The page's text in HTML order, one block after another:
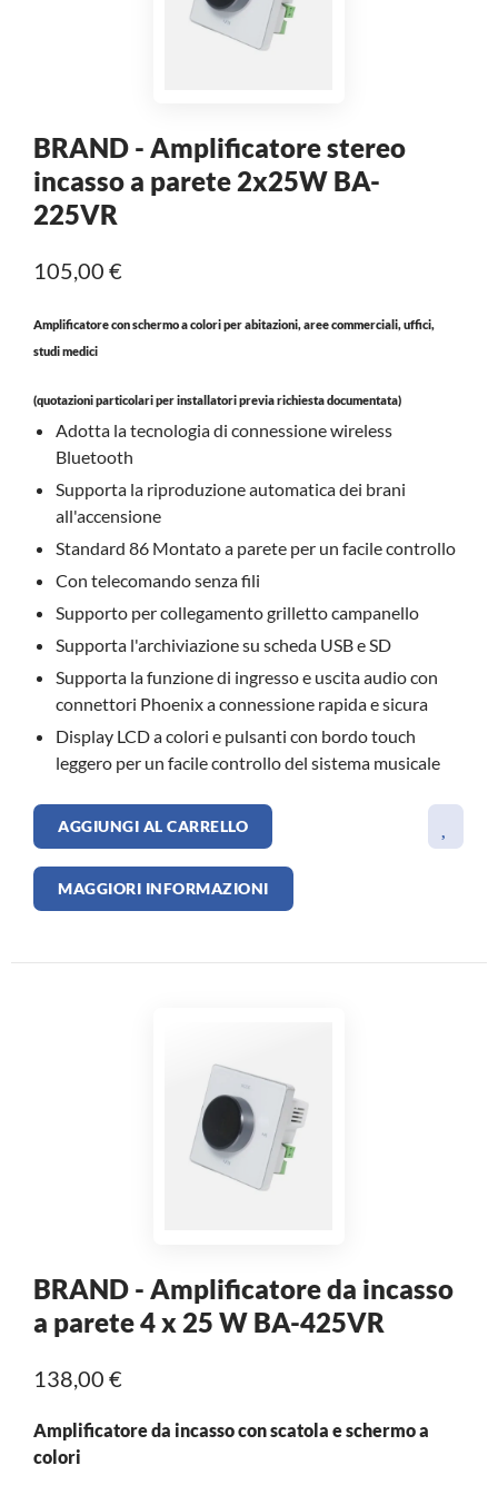
diffusione dalla progettazione ed installazione molto
semplice e con cablaggi sottili anche se molto lunghi.
ordine: la consegna è immediata.
infoamplificatori di potenza
Siamo stati scelti da:
Ecco alcuni dei nostri principali Clienti che ci hanno
dato fiducia e che ci hanno scelti come loro Partner.
BRAND - Amplificatore stereo
incasso a parete 2x25W BA-
225VR
105,00 €
Amplificatore con schermo a colori per abitazioni, aree commerciali, uffici,
studi medici
(quotazioni particolari per installatori previa richiesta documentata)
Adotta la tecnologia di connessione wireless
Bluetooth
Supporta la riproduzione automatica dei brani
all'accensione
Standard 86 Montato a parete per un facile controllo
Con telecomando senza fili
Supporto per collegamento grilletto campanello
Supporta l'archiviazione su scheda USB e SD
Supporta la funzione di ingresso e uscita audio con
connettori Phoenix a connessione rapida e sicura
Display LCD a colori e pulsanti con bordo touch
leggero per un facile controllo del sistema musicale
AGGIUNGI AL CARRELLO
MAGGIORI INFORMAZIONI
BRAND - Amplificatore da incasso
a parete 4 x 25 W BA-425VR
138,00 €
Amplificatore da incasso con scatola e schermo a
colori